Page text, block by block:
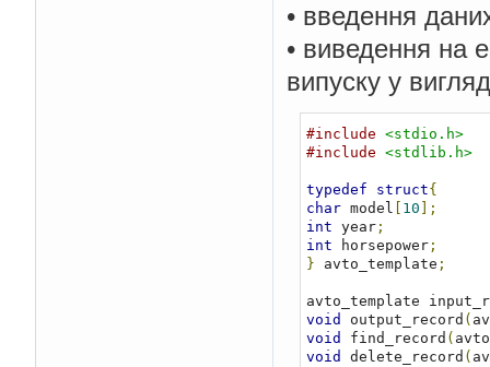
• введення
• виведення на
випуску у
#include <stdio.h>
#include <stdlib.h>
typedef struct{
char model 10 ];
int year;
int horsepower;
} avto_template ;
avto_template
void
output_record (
void
find_record (
void
delete_record (